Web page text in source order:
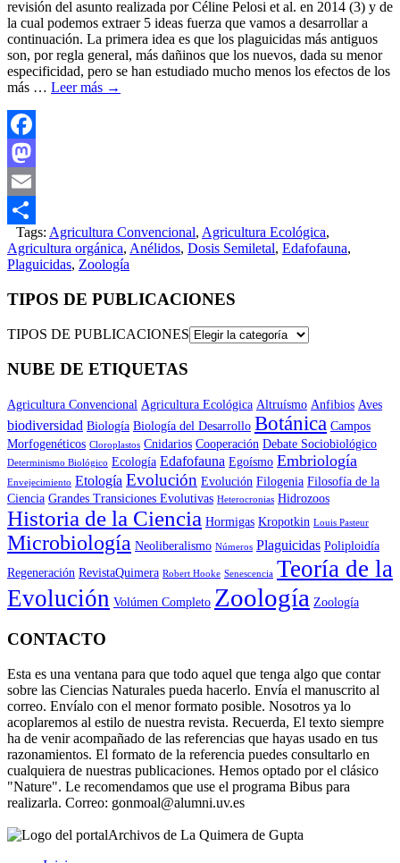
revisión del asunto realizada por Céline Pelosi et al. en 2014 (3) y de
la cual podemos extraer 5 ideas fuerza que vamos a desarrollar a
continuación. La primera idea es que los plaguicidas más antiguos
son, por regla general, más dañinos que los nuevos, dada su menor
especificidad, pero se han estudiado mucho menos los efectos de los
más … Leer más →
Facebook
Mastodon
Email
Compartir
Tags: Agricultura Convencional, Agricultura Ecológica,
Agricultura orgánica, Anélidos, Dosis Semiletal, Edafofauna,
Plaguicidas, Zoología
TIPOS DE PUBLICACIONES
TIPOS DE PUBLICACIONES
NUBE DE ETIQUETAS
Agricultura Convencional Agricultura Ecológica Altruísmo Anfibios Aves
biodiversidad Biología Biología del Desarrollo Botánica Campos
Morfogenéticos Cloroplastos Cnidarios Cooperación Debate Sociobiológico
Determinismo Biológico Ecología Edafofauna Egoísmo Embriología
Envejecimiento Etología Evolución Evolución Filogenia Filosofía de la
Ciencia Grandes Transiciones Evolutivas Heterocronias Hidrozoos
Historia de la Ciencia Hormigas Kropotkin Louis Pasteur
Microbiología Neoliberalismo Números Plaguicidas Poliploidía
Regeneración RevistaQuimera Robert Hooke Senescencia Teoría de la
Evolución Volúmen Completo Zoología Zoología
CONTACTO
Esta es una ventana para que todo aquel que tenga algo que contar
sobre las Ciencias Naturales pueda hacerlo. Envía el manuscrito al
correo. Envíalo con el menor formato posible. Nosotros ya lo
acoplaremos al estilo de nuestra revista. Recuerda, El texto siempre
ha de venir acompañado de las referencias que hayas usado en tus
razonamientos. El formato de la referencia puedes consultarlo en
cualquiera de nuestras publicaciones. Hemos optado por el clásico
"Nature". Le recomendamos que use el programa Bibus para
realizarla. Correo: gonmoal@alumni.uv.es
Archivos de La Quimera de Gupta